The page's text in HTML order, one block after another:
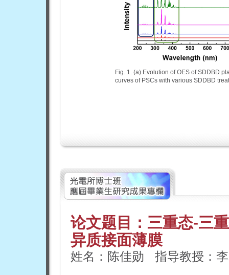
Fig. 1. (a) Evolution of OES of SDDBD
curves of PSCs with various SDDBD
论文题目：三重态-三
异质接面薄膜
姓名：陈佳勋 指导教授：